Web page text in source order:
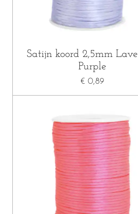
Satijn koord 2,5mm
Purple
€ 0,89